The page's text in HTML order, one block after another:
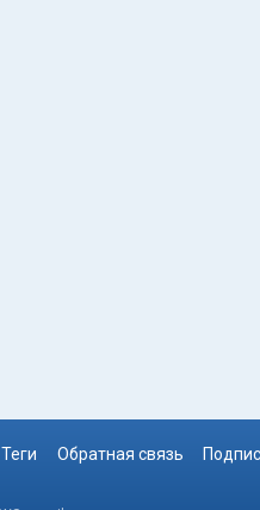
Теги Обратная связь